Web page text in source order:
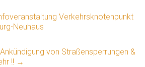
Verkehrsknotenpunkt
Neuhaus
von Straßensperrungen &
!! →